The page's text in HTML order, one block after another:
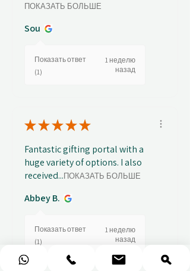
ПОКАЗАТЬ БОЛЬШЕ
Sou
Показать ответ
(1)
1 неделю
назад
★★★★★
Fantastic gifting portal with a
huge variety of options. I also
received...ПОКАЗАТЬ БОЛЬШЕ
Abbey B.
Показать ответ
(1)
1 неделю
назад